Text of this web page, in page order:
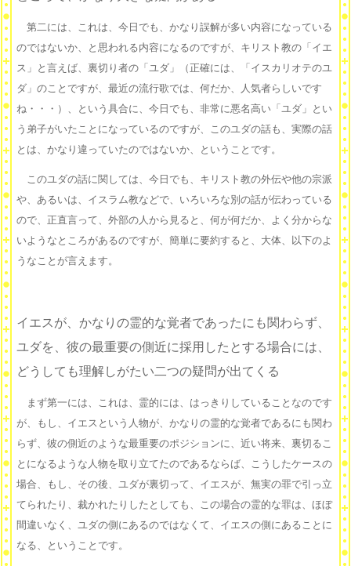
第二には、これは、今日でも、かなり誤解が多い内容になっている
のではないか、と思われる内容になるのですが、キリスト教の「イエ
ス」と言えば、裏切り者の「ユダ」（正確には、「イスカリオテのユ
ダ」のことですが、最近の流行歌では、何だか、人気者らしいです
ね・・・）、という具合に、今日でも、非常に悪名高い「ユダ」とい
う弟子がいたことになっているのですが、このユダの話も、実際の話
とは、かなり違っていたのではないか、ということです。
このユダの話に関しては、今日でも、キリスト教の外伝や他の宗派
や、あるいは、イスラム教などで、いろいろな別の話が伝わっている
ので、正直言って、外部の人から見ると、何が何だか、よく分からな
いようなところがあるのですが、簡単に要約すると、大体、以下のよ
うなことが言えます。
イエスが、かなりの霊的な覚者であったにも関わらず、
ユダを、彼の最重要の側近に採用したとする場合には、
どうしても理解しがたい二つの疑問が出てくる
まず第一には、これは、霊的には、はっきりしていることなのです
が、もし、イエスという人物が、かなりの霊的な覚者であるにも関わ
らず、彼の側近のような最重要のポジションに、近い将来、裏切るこ
とになるような人物を取り立てたのであるならば、こうしたケースの
場合、もし、その後、ユダが裏切って、イエスが、無実の罪で引っ立
てられたり、裁かれたりしたとしても、この場合の霊的な罪は、ほぼ
間違いなく、ユダの側にあるのではなくて、イエスの側にあることに
なる、ということです。